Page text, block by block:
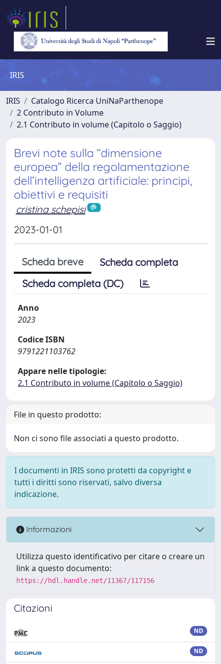
IRIS
IRIS
Catalogo Ricerca UniNaParthenope
2 Contributo in Volume
2.1 Contributo in volume (Capitolo o Saggio)
Brevi note sulla “dimensione
europea” della regolamentazione
dell’intelligenza artificiale: principi,
obiettivi e requisiti
cristina schepisi
2023-01-01
Scheda breve
Scheda completa
Scheda completa (DC)
Anno
2023
Codice ISBN
9791221103762
Appare nelle tipologie:
2.1 Contributo in volume (Capitolo o Saggio)
File in questo prodotto:
Non ci sono file associati a questo prodotto.
I documenti in IRIS sono protetti da copyright e
tutti i diritti sono riservati, salvo diversa
indicazione.
Informazioni
Utilizza questo identificativo per citare o creare un
link a questo documento:
https://hdl.handle.net/11367/117156
Citazioni
ND
ND